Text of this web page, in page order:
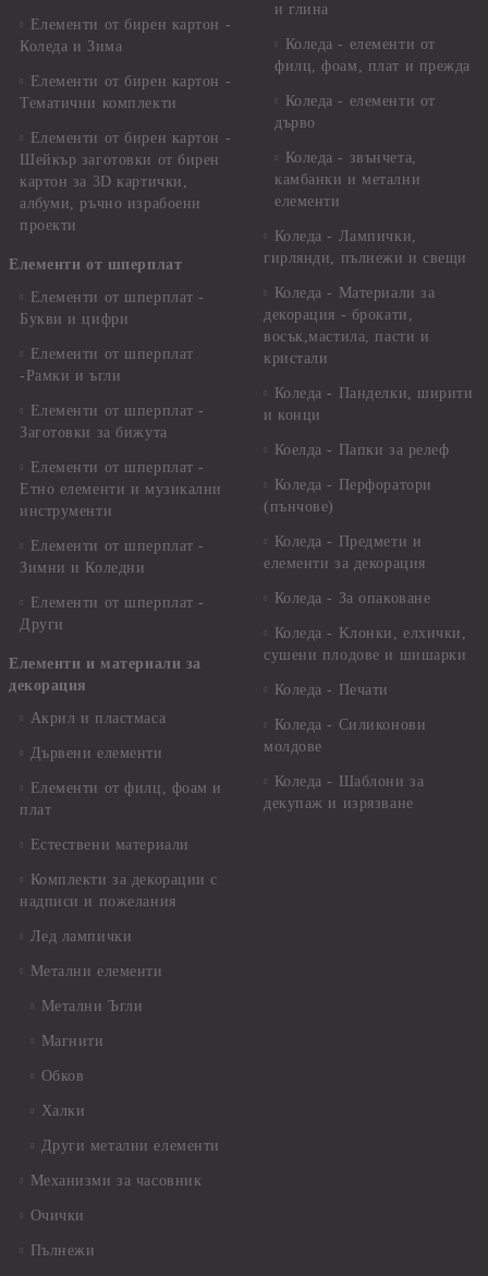
Елементи от бирен картон -
Коледа и Зима
Елементи от бирен картон -
Тематични комплекти
Елементи от бирен картон -
Шейкър заготовки от бирен
картон за 3D картички,
албуми, ръчно израбоени
проекти
Елементи от шперплат
Елементи от шперплат -
Букви и цифри
Елементи от шперплат
-Рамки и ъгли
Елементи от шперплат -
Заготовки за бижута
Елементи от шперплат -
Етно елементи и музикални
инструменти
Елементи от шперплат -
Зимни и Коледни
Елементи от шперплат -
Други
Елементи и материали за
декорация
Акрил и пластмаса
Дървени елементи
Елементи от филц, фоам и
плат
Естествени материали
Комплекти за декорации с
надписи и пожелания
Лед лампички
Метални елементи
Метални Ъгли
Магнити
Обков
Халки
Други метални елементи
Механизми за часовник
Очички
Пълнежи
и глина
Коледа - елементи от
филц, фоам, плат и прежда
Коледа - елементи от
дърво
Коледа - звънчета,
камбанки и метални
елементи
Коледа - Лампички,
гирлянди, пълнежи и свещи
Коледа - Материали за
декорация - брокати,
восък,мастила, пасти и
кристали
Коледа - Панделки, ширити
и конци
Коелда - Папки за релеф
Коледа - Перфоратори
(пънчове)
Коледа - Предмети и
елементи за декорация
Коледа - За опаковане
Коледа - Kлонки, елхички,
сушени плодове и шишарки
Коледа - Печати
Коледа - Силиконови
молдове
Коледа - Шаблони за
декупаж и изрязване